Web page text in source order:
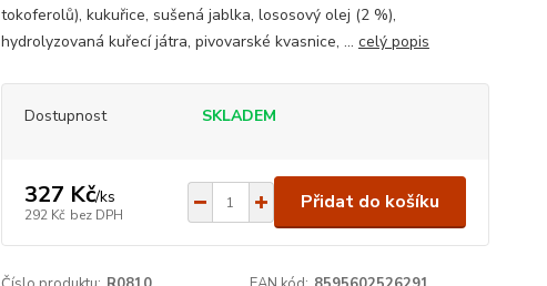
tokoferolů), kukuřice, sušená jablka, lososový olej (2 %),
hydrolyzovaná kuřecí játra, pivovarské kvasnice, ... celý popis
Dostupnost SKLADEM
327 Kč/ks
292 Kč bez DPH
Přidat do košíku